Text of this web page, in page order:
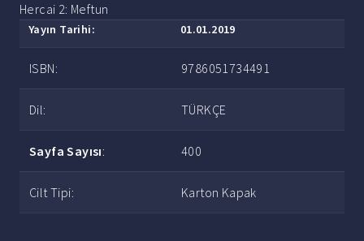
Hercai 2: Meftun
Yayın Tarihi: 01.01.2019
ISBN: 9786051734491
Dil: TÜRKÇE
Sayfa Sayısı: 400
Cilt Tipi: Karton Kapak